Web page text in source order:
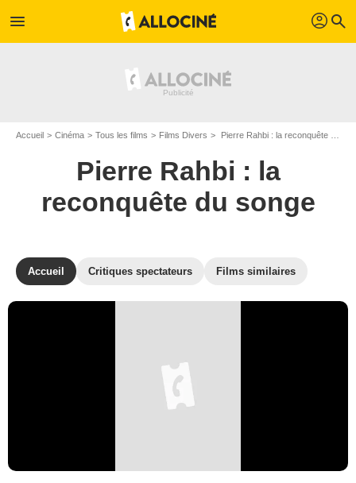
menu profil search
Accueil Cinéma Tous les films Films Divers Pierre Rahbi : la reconquête du songe de Marie-Dominique Dhelsing
Pierre Rahbi : la
reconquête du songe
Accueil Critiques spectateurs Films similaires